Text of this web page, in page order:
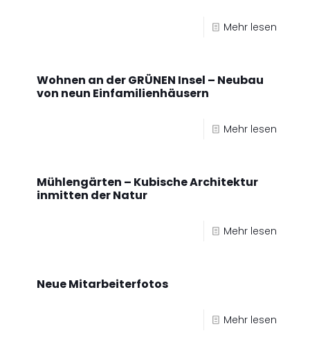
Mehr lesen
Wohnen an der GRÜNEN Insel – Neubau
von neun Einfamilienhäusern
Mehr lesen
Mühlengärten – Kubische Architektur
inmitten der Natur
Mehr lesen
Neue Mitarbeiterfotos
Mehr lesen